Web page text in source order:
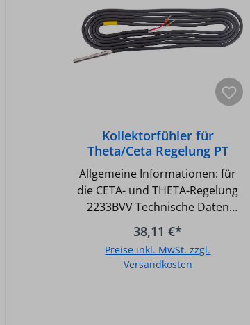
Kollektorfühler für
Theta/Ceta Regelung PT
1000/2.5/6
Allgemeine Informationen: für
die CETA- und THETA-Regelung
2233BVV Technische Daten
Überspannungsschutz: Solar PT
Typ: Kollektorfühler, Solarfühler
38,11 €*
Preise inkl. MwSt. zzgl.
Versandkosten